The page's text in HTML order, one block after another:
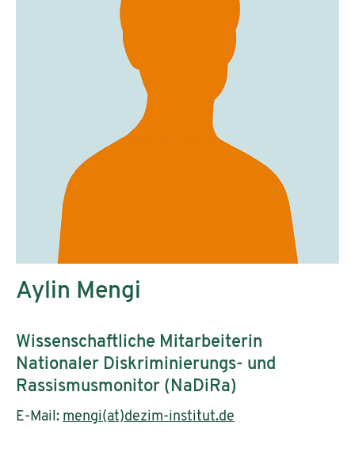
Aylin Mengi
Wissenschaftliche Mitarbeiterin
Nationaler Diskriminierungs- und
Rassismusmonitor (NaDiRa)
E-Mail: mengi(at)dezim-institut.de